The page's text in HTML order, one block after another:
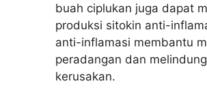
buah ciplukan juga dapat
produksi sitokin anti-
anti-inflamasi membantu
peradangan dan
kerusakan.